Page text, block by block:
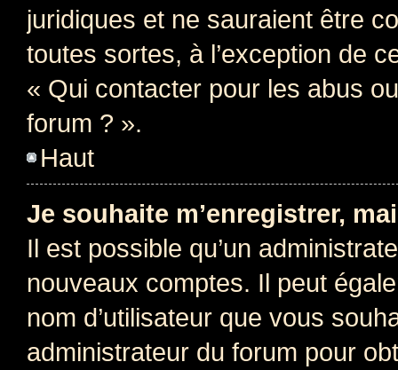
juridiques et ne sauraient être
toutes sortes, à l’exception de
« Qui contacter pour les abus
forum ? ».
Haut
Je souhaite m’enregistrer,
Il est possible qu’un
nouveaux comptes. Il peut
nom d’utilisateur que vous
administrateur du forum pour